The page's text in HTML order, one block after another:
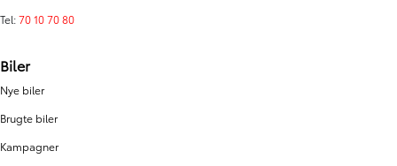
Tel:70 10 70 80
Biler
Nye biler
Brugte biler
Kampagner